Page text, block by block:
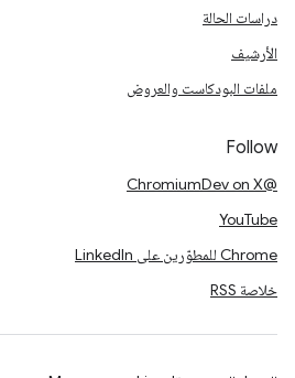
دراسات الحالة
الأرشيف
ملفات البودكاست والعروض
Follow
@ChromiumDev on X
YouTube
Chrome للمطوّرين على LinkedIn
خلاصة RSS